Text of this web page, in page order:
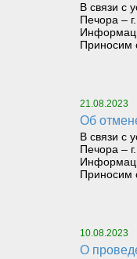
В связи с
Печора –
Приносим
21.08.2023
Об
В связи с
Печора –
Приносим
10.08.2023
О